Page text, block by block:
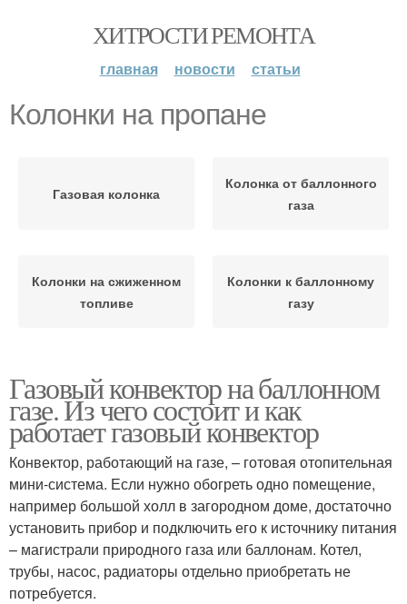
ХИТРОСТИ РЕМОНТА
главная новости статьи
Колонки на пропане
Газовая колонка
Колонка от баллонного
газа
Колонки на сжиженном
топливе
Колонки к баллонному
газу
Газовый конвектор на баллонном
газе. Из чего состоит и как
работает газовый конвектор
Конвектор, работающий на газе, – готовая отопительная
мини-система. Если нужно обогреть одно помещение,
например большой холл в загородном доме, достаточно
установить прибор и подключить его к источнику питания
– магистрали природного газа или баллонам. Котел,
трубы, насос, радиаторы отдельно приобретать не
потребуется.